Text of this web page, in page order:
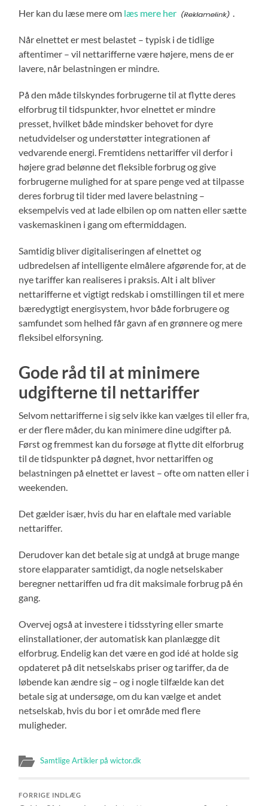
Her kan du læse mere om læs mere her .
Når elnettet er mest belastet – typisk i de tidlige
aftentimer – vil nettarifferne være højere, mens de er
lavere, når belastningen er mindre.
På den måde tilskyndes forbrugerne til at flytte deres
elforbrug til tidspunkter, hvor elnettet er mindre
presset, hvilket både mindsker behovet for dyre
netudvidelser og understøtter integrationen af
vedvarende energi. Fremtidens nettariffer vil derfor i
højere grad belønne det fleksible forbrug og give
forbrugerne mulighed for at spare penge ved at tilpasse
deres forbrug til tider med lavere belastning –
eksempelvis ved at lade elbilen op om natten eller sætte
vaskemaskinen i gang om eftermiddagen.
Samtidig bliver digitaliseringen af elnettet og
udbredelsen af intelligente elmålere afgørende for, at de
nye tariffer kan realiseres i praksis. Alt i alt bliver
nettarifferne et vigtigt redskab i omstillingen til et mere
bæredygtigt energisystem, hvor både forbrugere og
samfundet som helhed får gavn af en grønnere og mere
fleksibel elforsyning.
Gode råd til at minimere
udgifterne til nettariffer
Selvom nettarifferne i sig selv ikke kan vælges til eller fra,
er der flere måder, du kan minimere dine udgifter på.
Først og fremmest kan du forsøge at flytte dit elforbrug
til de tidspunkter på døgnet, hvor nettariffen og
belastningen på elnettet er lavest – ofte om natten eller i
weekenden.
Det gælder især, hvis du har en elaftale med variable
nettariffer.
Derudover kan det betale sig at undgå at bruge mange
store elapparater samtidigt, da nogle netselskaber
beregner nettariffen ud fra dit maksimale forbrug på én
gang.
Overvej også at investere i tidsstyring eller smarte
elinstallationer, der automatisk kan planlægge dit
elforbrug. Endelig kan det være en god idé at holde sig
opdateret på dit netselskabs priser og tariffer, da de
løbende kan ændre sig – og i nogle tilfælde kan det
betale sig at undersøge, om du kan vælge et andet
netselskab, hvis du bor i et område med flere
muligheder.
Samtlige Artikler på wictor.dk
FORRIGE INDLÆG